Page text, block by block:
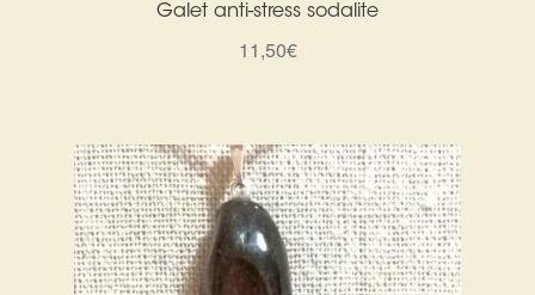
Galet anti-stress sodalite
11,50€